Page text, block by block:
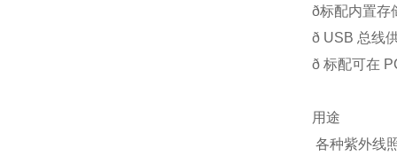
ð标配内置存
ð USB 总线
ð 标配可在
用途
各种紫外线